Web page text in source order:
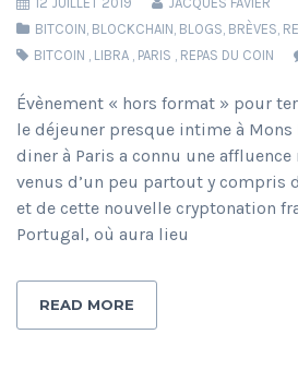
BITCOIN, BLOCKCHAIN, BLOGS, BRÈVES,
BITCOIN , LIBRA , PARIS , REPAS DU COIN
Évènement « hors format » pour
le déjeuner presque intime à
diner à Paris a connu une affluence
venus d’un peu partout y compris
et de cette nouvelle cryptonation
Portugal, où aura lieu
READ MORE